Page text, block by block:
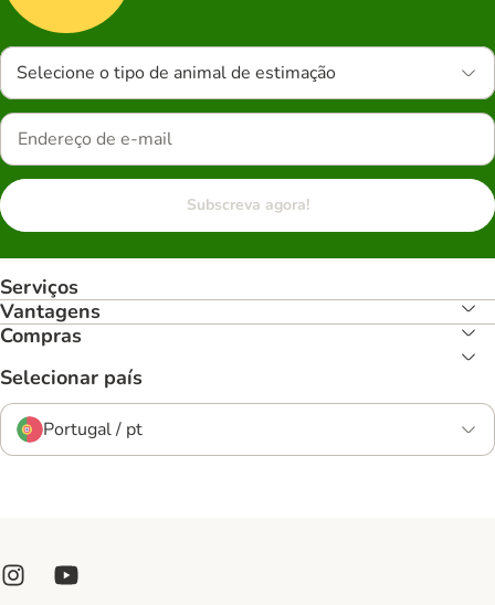
Selecione o tipo de animal de estimação
Subscreva agora!
Serviços
Vantagens
Compras
Selecionar país
Portugal / pt